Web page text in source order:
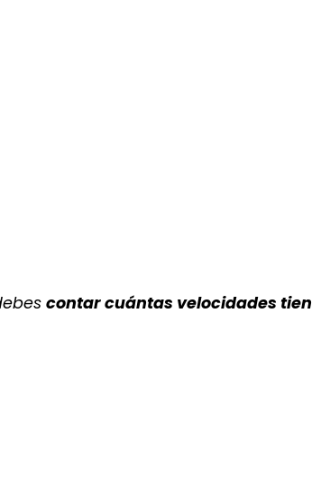
contar cuántas velocidades